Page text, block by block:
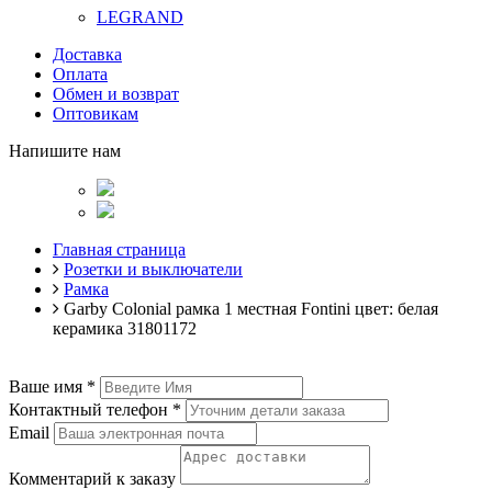
LEGRAND
Доставка
Оплата
Обмен и возврат
Оптовикам
Напишите нам
Главная страница
Розетки и выключатели
Рамка
Garby Colonial рамка 1 местная Fontini цвет: белая
керамика 31801172
Ваше имя *
Контактный телефон *
Email
Комментарий к заказу